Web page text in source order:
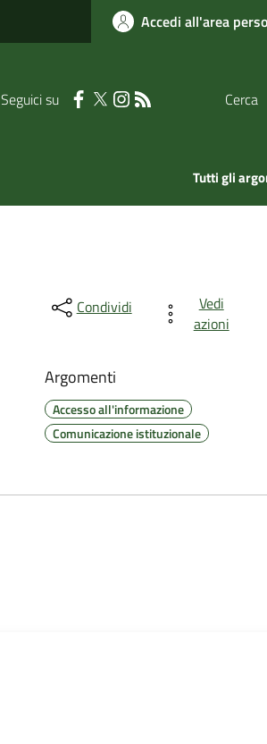
Accedi all'area
Seguici su Cerca
Tutti gli
Condividi
Vedi
azioni
Argomenti
Accesso all'informazione
Comunicazione istituzionale